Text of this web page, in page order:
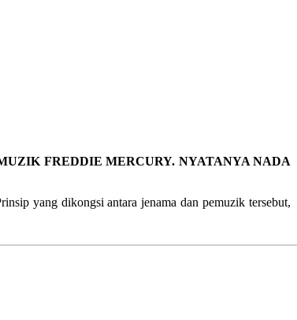
FREDDIE MERCURY. NYATANYA NADA
yang dikongsi antara jenama dan pemuzik tersebut,